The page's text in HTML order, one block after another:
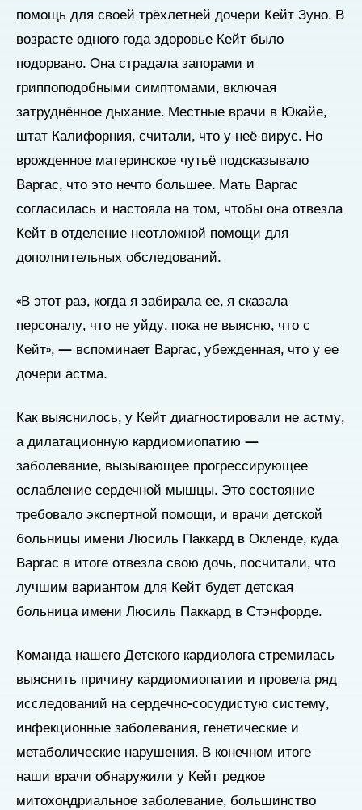
помощь для своей трёхлетней дочери Кейт Зуно. В
возрасте одного года здоровье Кейт было
подорвано. Она страдала запорами и
гриппоподобными симптомами, включая
затруднённое дыхание. Местные врачи в Юкайе,
штат Калифорния, считали, что у неё вирус. Но
врожденное материнское чутьё подсказывало
Варгас, что это нечто большее. Мать Варгас
согласилась и настояла на том, чтобы она отвезла
Кейт в отделение неотложной помощи для
дополнительных обследований.
«В этот раз, когда я забирала ее, я сказала
персоналу, что не уйду, пока не выясню, что с
Кейт», — вспоминает Варгас, убежденная, что у ее
дочери астма.
Как выяснилось, у Кейт диагностировали не астму,
а дилатационную кардиомиопатию —
заболевание, вызывающее прогрессирующее
ослабление сердечной мышцы. Это состояние
требовало экспертной помощи, и врачи детской
больницы имени Люсиль Паккард в Окленде, куда
Варгас в итоге отвезла свою дочь, посчитали, что
лучшим вариантом для Кейт будет детская
больница имени Люсиль Паккард в Стэнфорде.
Команда нашего Детского кардиолога стремилась
выяснить причину кардиомиопатии и провела ряд
исследований на сердечно-сосудистую систему,
инфекционные заболевания, генетические и
метаболические нарушения. В конечном итоге
наши врачи обнаружили у Кейт редкое
митохондриальное заболевание, большинство